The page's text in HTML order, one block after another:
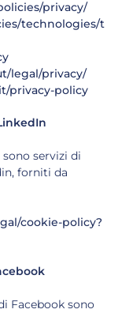
privacy/
technologies/t
legal/privacy/
privacy-policy
servizi di
forniti da
cookie-policy?
Facebook sono